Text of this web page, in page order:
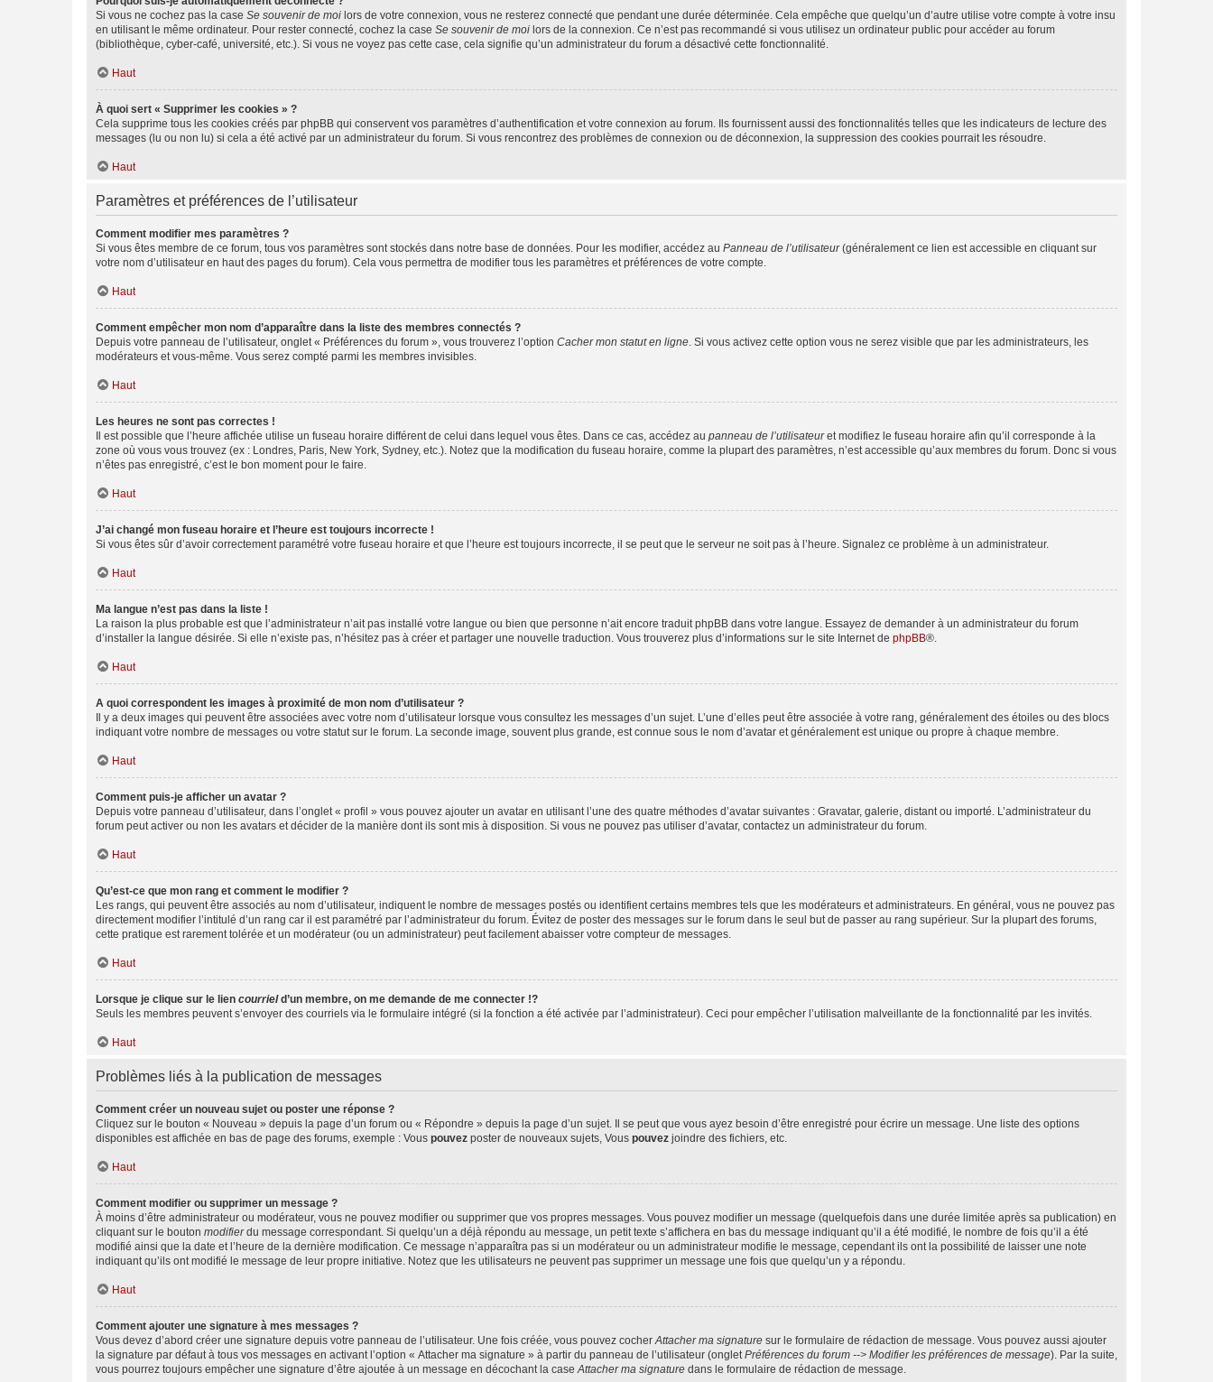
Si vous ne cochez pas la case Se souvenir de moi lors de votre connexion, vous ne resterez connecté que pendant une durée déterminée. Cela empêche que quelqu’un d’autre utilise votre compte à votre insu
en utilisant le même ordinateur. Pour rester connecté, cochez la case Se souvenir de moi lors de la connexion. Ce n’est pas recommandé si vous utilisez un ordinateur public pour accéder au forum
(bibliothèque, cyber-café, université, etc.). Si vous ne voyez pas cette case, cela signifie qu’un administrateur du forum a désactivé cette fonctionnalité.
Haut
À quoi sert « Supprimer les cookies » ?
Cela supprime tous les cookies créés par phpBB qui conservent vos paramètres d’authentification et votre connexion au forum. Ils fournissent aussi des fonctionnalités telles que les indicateurs de lecture des
messages (lu ou non lu) si cela a été activé par un administrateur du forum. Si vous rencontrez des problèmes de connexion ou de déconnexion, la suppression des cookies pourrait les résoudre.
Haut
Paramètres et préférences de l’utilisateur
Comment modifier mes paramètres ?
Si vous êtes membre de ce forum, tous vos paramètres sont stockés dans notre base de données. Pour les modifier, accédez au Panneau de l’utilisateur(généralement ce lien est accessible en cliquant sur
votre nom d’utilisateur en haut des pages du forum). Cela vous permettra de modifier tous les paramètres et préférences de votre compte.
Haut
Comment empêcher mon nom d’apparaître dans la liste des membres connectés ?
Depuis votre panneau de l’utilisateur, onglet « Préférences du forum », vous trouverez l’option Cacher mon statut en ligne. Si vous activez cette option vous ne serez visible que par les administrateurs, les
modérateurs et vous-même. Vous serez compté parmi les membres invisibles.
Haut
Les heures ne sont pas correctes !
Il est possible que l’heure affichée utilise un fuseau horaire différent de celui dans lequel vous êtes. Dans ce cas, accédez au panneau de l’utilisateuret modifiez le fuseau horaire afin qu’il corresponde à la
zone où vous vous trouvez (ex : Londres, Paris, New York, Sydney, etc.). Notez que la modification du fuseau horaire, comme la plupart des paramètres, n’est accessible qu’aux membres du forum. Donc si vous
n’êtes pas enregistré, c’est le bon moment pour le faire.
Haut
J’ai changé mon fuseau horaire et l’heure est toujours incorrecte !
Si vous êtes sûr d’avoir correctement paramétré votre fuseau horaire et que l’heure est toujours incorrecte, il se peut que le serveur ne soit pas à l’heure. Signalez ce problème à un administrateur.
Haut
Ma langue n’est pas dans la liste !
La raison la plus probable est que l’administrateur n’ait pas installé votre langue ou bien que personne n’ait encore traduit phpBB dans votre langue. Essayez de demander à un administrateur du forum
d’installer la langue désirée. Si elle n’existe pas, n’hésitez pas à créer et partager une nouvelle traduction. Vous trouverez plus d’informations sur le site Internet de phpBB®.
Haut
A quoi correspondent les images à proximité de mon nom d’utilisateur ?
Il y a deux images qui peuvent être associées avec votre nom d’utilisateur lorsque vous consultez les messages d’un sujet. L’une d’elles peut être associée à votre rang, généralement des étoiles ou des blocs
indiquant votre nombre de messages ou votre statut sur le forum. La seconde image, souvent plus grande, est connue sous le nom d’avatar et généralement est unique ou propre à chaque membre.
Haut
Comment puis-je afficher un avatar ?
Depuis votre panneau d’utilisateur, dans l’onglet « profil » vous pouvez ajouter un avatar en utilisant l’une des quatre méthodes d’avatar suivantes : Gravatar, galerie, distant ou importé. L’administrateur du
forum peut activer ou non les avatars et décider de la manière dont ils sont mis à disposition. Si vous ne pouvez pas utiliser d’avatar, contactez un administrateur du forum.
Haut
Qu’est-ce que mon rang et comment le modifier ?
Les rangs, qui peuvent être associés au nom d’utilisateur, indiquent le nombre de messages postés ou identifient certains membres tels que les modérateurs et administrateurs. En général, vous ne pouvez pas
directement modifier l’intitulé d’un rang car il est paramétré par l’administrateur du forum. Évitez de poster des messages sur le forum dans le seul but de passer au rang supérieur. Sur la plupart des forums,
cette pratique est rarement tolérée et un modérateur (ou un administrateur) peut facilement abaisser votre compteur de messages.
Haut
Lorsque je clique sur le lien courrield’un membre, on me demande de me connecter !?
Seuls les membres peuvent s’envoyer des courriels via le formulaire intégré (si la fonction a été activée par l’administrateur). Ceci pour empêcher l’utilisation malveillante de la fonctionnalité par les invités.
Haut
Problèmes liés à la publication de messages
Comment créer un nouveau sujet ou poster une réponse ?
Cliquez sur le bouton « Nouveau » depuis la page d’un forum ou « Répondre » depuis la page d’un sujet. Il se peut que vous ayez besoin d’être enregistré pour écrire un message. Une liste des options
disponibles est affichée en bas de page des forums, exemple : Vous pouvez poster de nouveaux sujets, Vous pouvez joindre des fichiers, etc.
Haut
Comment modifier ou supprimer un message ?
À moins d’être administrateur ou modérateur, vous ne pouvez modifier ou supprimer que vos propres messages. Vous pouvez modifier un message (quelquefois dans une durée limitée après sa publication) en
cliquant sur le bouton modifierdu message correspondant. Si quelqu’un a déjà répondu au message, un petit texte s’affichera en bas du message indiquant qu’il a été modifié, le nombre de fois qu’il a été
modifié ainsi que la date et l’heure de la dernière modification. Ce message n’apparaîtra pas si un modérateur ou un administrateur modifie le message, cependant ils ont la possibilité de laisser une note
indiquant qu’ils ont modifié le message de leur propre initiative. Notez que les utilisateurs ne peuvent pas supprimer un message une fois que quelqu’un y a répondu.
Haut
Comment ajouter une signature à mes messages ?
Vous devez d’abord créer une signature depuis votre panneau de l’utilisateur. Une fois créée, vous pouvez cocherAttacher ma signature sur le formulaire de rédaction de message. Vous pouvez aussi ajouter
la signature par défaut à tous vos messages en activant l’option « Attacher ma signature » à partir du panneau de l’utilisateur (ongletPréférences du forum --> Modifier les préférences de message). Par la suite,
vous pourrez toujours empêcher une signature d’être ajoutée à un message en décochant la caseAttacher ma signature dans le formulaire de rédaction de message.